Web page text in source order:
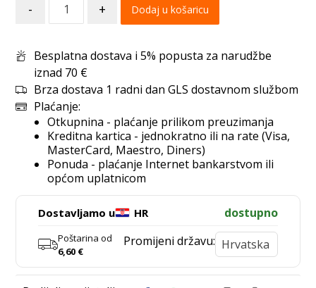
- + Dodaj u košaricu
Besplatna dostava i 5% popusta za narudžbe
iznad 70 €
Brza dostava 1 radni dan GLS dostavnom službom
Plaćanje:
Otkupnina - plaćanje prilikom preuzimanja
Kreditna kartica - jednokratno ili na rate (Visa,
MasterCard, Maestro, Diners)
Ponuda - plaćanje Internet bankarstvom ili
općom uplatnicom
Dostavljamo u HR dostupno
Poštarina od
6,60 €
Promijeni državu: